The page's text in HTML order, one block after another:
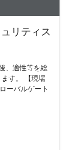
リティス
、適性等を総
す。 【現場
ーバルゲート